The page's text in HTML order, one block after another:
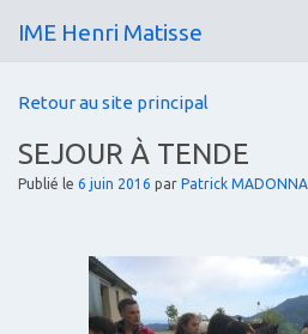
IME Henri Matisse
Retour au site principal
SEJOUR À TENDE
Publié le 6 juin 2016 par Patrick MADONNA